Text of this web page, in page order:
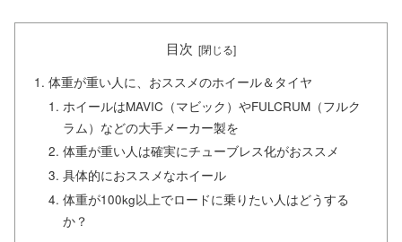
目次
体重が重い人に、おススメのホイール＆タイヤ
ホイールはMAVIC（マビック）やFULCRUM（フルク
ラム）などの大手メーカー製を
体重が重い人は確実にチューブレス化がおススメ
具体的におススメなホイール
体重が100kg以上でロードに乗りたい人はどうする
か？